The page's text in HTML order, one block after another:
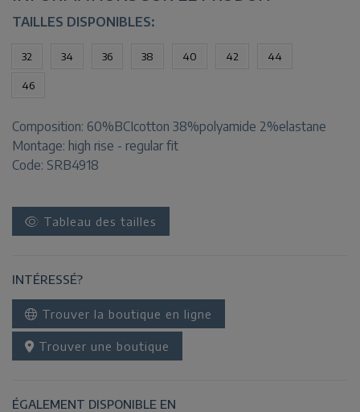
TAILLES DISPONIBLES:
32 34 36 38 40 42 44
46
Composition: 60%BCIcotton 38%polyamide 2%elastane
Montage: high rise - regular fit
Code: SRB4918
Tableau des tailles
INTÉRESSÉ?
Trouver la boutique en ligne
Trouver une boutique
ÉGALEMENT DISPONIBLE EN